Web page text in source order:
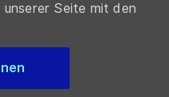
Seite mit den